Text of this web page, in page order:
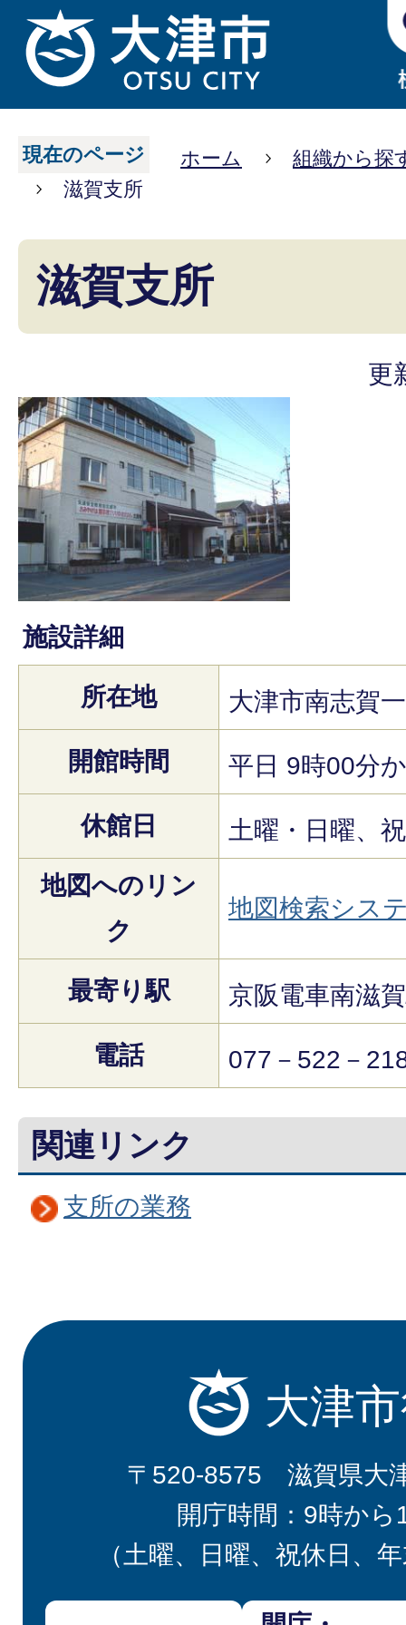
現在のページ ホーム
組織から探
滋賀支所
滋賀支所
更
施設詳細
所在地 大津市南志賀
開館時間 平日 9時00分
休館日
土曜・日曜、
地図へのリン
ク
地図検索シス
最寄り駅 京阪電車南滋
電話 077－522－
関連リンク
支所の業務
大津
〒520-8575 滋賀県大
開庁時間：9時から
（土曜、日曜、祝休日、